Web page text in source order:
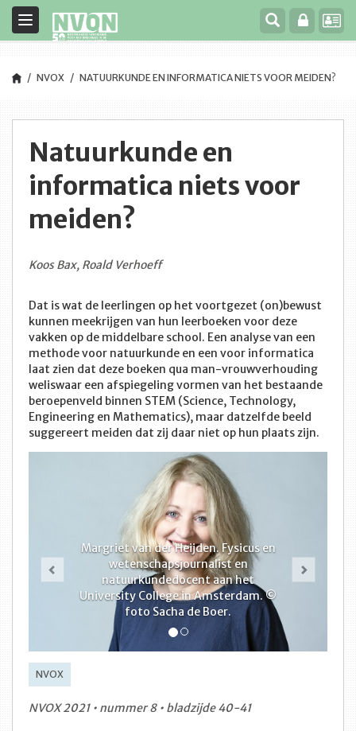
Toggle
navigation
NVOX NATUURKUNDE EN INFORMATICA NIETS VOOR MEIDEN?
Natuurkunde en
informatica niets voor
meiden?
Koos Bax, Roald Verhoeff
Dat is wat de leerlingen op het voortgezet (on)bewust
kunnen meekrijgen van hun leerboeken voor deze
vakken op de middelbare school. Een analyse van een
methode voor natuurkunde en een voor informatica
laat zien dat deze boeken qua man-vrouwverhouding
weliswaar een afspiegeling vormen van het bestaande
beroepenveld binnen STEM (Science, Technology,
Engineering en Mathematics), maar datzelfde beeld
suggereert meiden dat zij daar niet op hun plaats zijn.
Margriet van der Heijden. Fysicus en
wetenschapsjournalist en
natuurkundedocent aan het
University College in Amsterdam. ©
foto Sacha de Boer.
Vorige
NVOX
NVOX 2021 • nummer 8 • bladzijde 40-41